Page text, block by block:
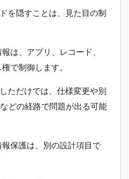
を隠すことは、見た目の制
は、アプリ、レコード、
で制御します。
ただけでは、仕様変更や別
どの経路で問題が出る可能
保護は、別の設計項目で